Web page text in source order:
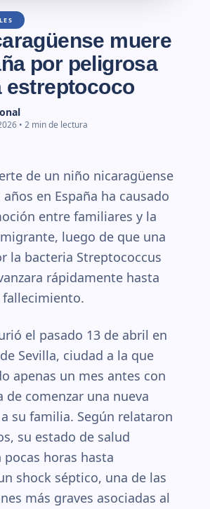
muere
por peligrosa
estreptococo
• 2 min de lectura
de un niño nicaragüense
años en España ha causado
entre familiares y la
luego de que una
la bacteria Streptococcus
rápidamente hasta
el pasado 13 de abril en
Sevilla, ciudad a la que
apenas un mes antes con
de comenzar una nueva
su familia. Según relataron
su estado de salud
horas hasta
shock séptico, una de las
más graves asociadas al